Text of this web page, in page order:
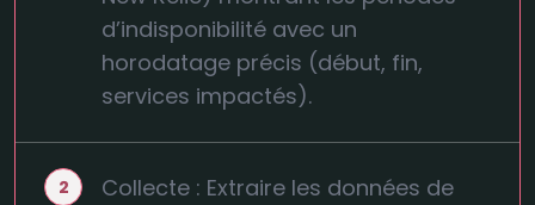
d’indisponibilité avec un
horodatage précis (début, fin,
services impactés).
Collecte : Extraire les données de